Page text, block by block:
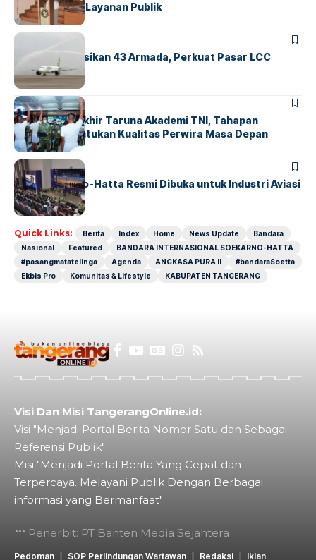
Transparansi Layanan Publik
BANDARA
Citilink Operasikan 43 Armada, Perkuat Pasar LCC
Nasional
BERITA
Sidang Pantukhir Taruna Akademi TNI, Tahapan
Strategis Tentukan Kualitas Perwira Masa Depan
BANDARA BERITA
IALC Soekarno-Hatta Resmi Dibuka untuk Industri Aviasi
Dunia
Quick Links: Berita Index Home News Update
Bandara
Nasional
Featured
BANDARA INTERNASIONAL SOEKARNO-HATTA
#pasangmatatelinga
Agenda ANGKASA PURA II
#bandaraSoetta
Ekbis Pro
Komunitas & Lifestyle KABUPATEN TANGERANG
Visi Dan Misi TangerangOnline.id:
Visi "Menjadi Portal Berita Nomor Satu dan Sebagai
Referensi Publik"
Misi "Menjadi Portal Berita Yang Cepat dan
Terpercaya. Melayani Publik Dengan Berbagai
informasi yang Bermanfaat"
Penerbit: PT Banten Media Sejahtera
Pedoman SOP Perlindungan Wartawan Redaksi Iklan